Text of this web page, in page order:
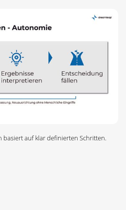
basiert auf klar definierten Schritten.